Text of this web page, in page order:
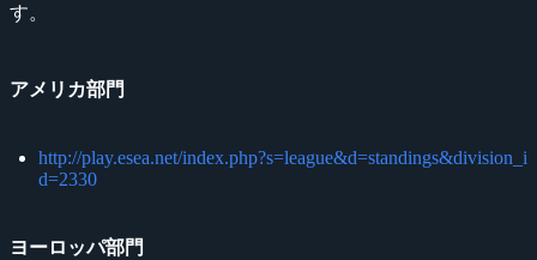
す。
アメリカ部門
http://play.esea.net/index.php?s=league&d=standings&division_i
d=2330
ヨーロッパ部門